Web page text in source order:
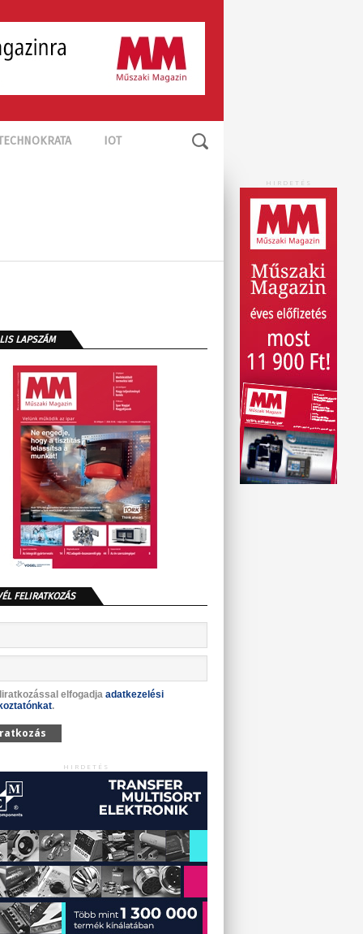
IOT
HIRDETÉS
LAPSZÁM
FELIRATKOZÁS
elfogadja adatkezelési
.
HIRDETÉS